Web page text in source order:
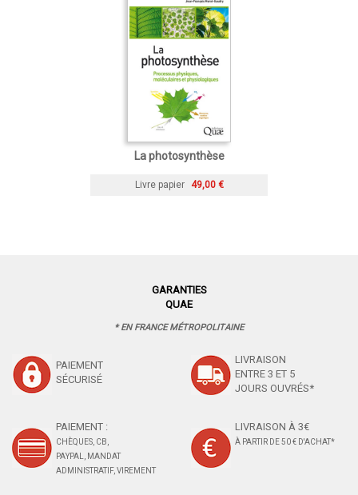
La photosynthèse
Livre papier 49,00 €
GARANTIES
QUAE
* EN FRANCE MÉTROPOLITAINE
PAIEMENT
SÉCURISÉ
LIVRAISON
ENTRE 3 ET 5
JOURS OUVRÉS*
PAIEMENT :
CHÈQUES, CB,
PAYPAL, MANDAT
ADMINISTRATIF, VIREMENT
LIVRAISON À 3€
À PARTIR DE 50 € D'ACHAT*